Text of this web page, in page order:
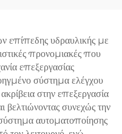
υδραυλικής με
προνομιακές που
επεξεργασίας
σύστημα ελέγχου
στην επεξεργασία
βελτιώνοντας συνεχώς την
αυτοματοποίησης